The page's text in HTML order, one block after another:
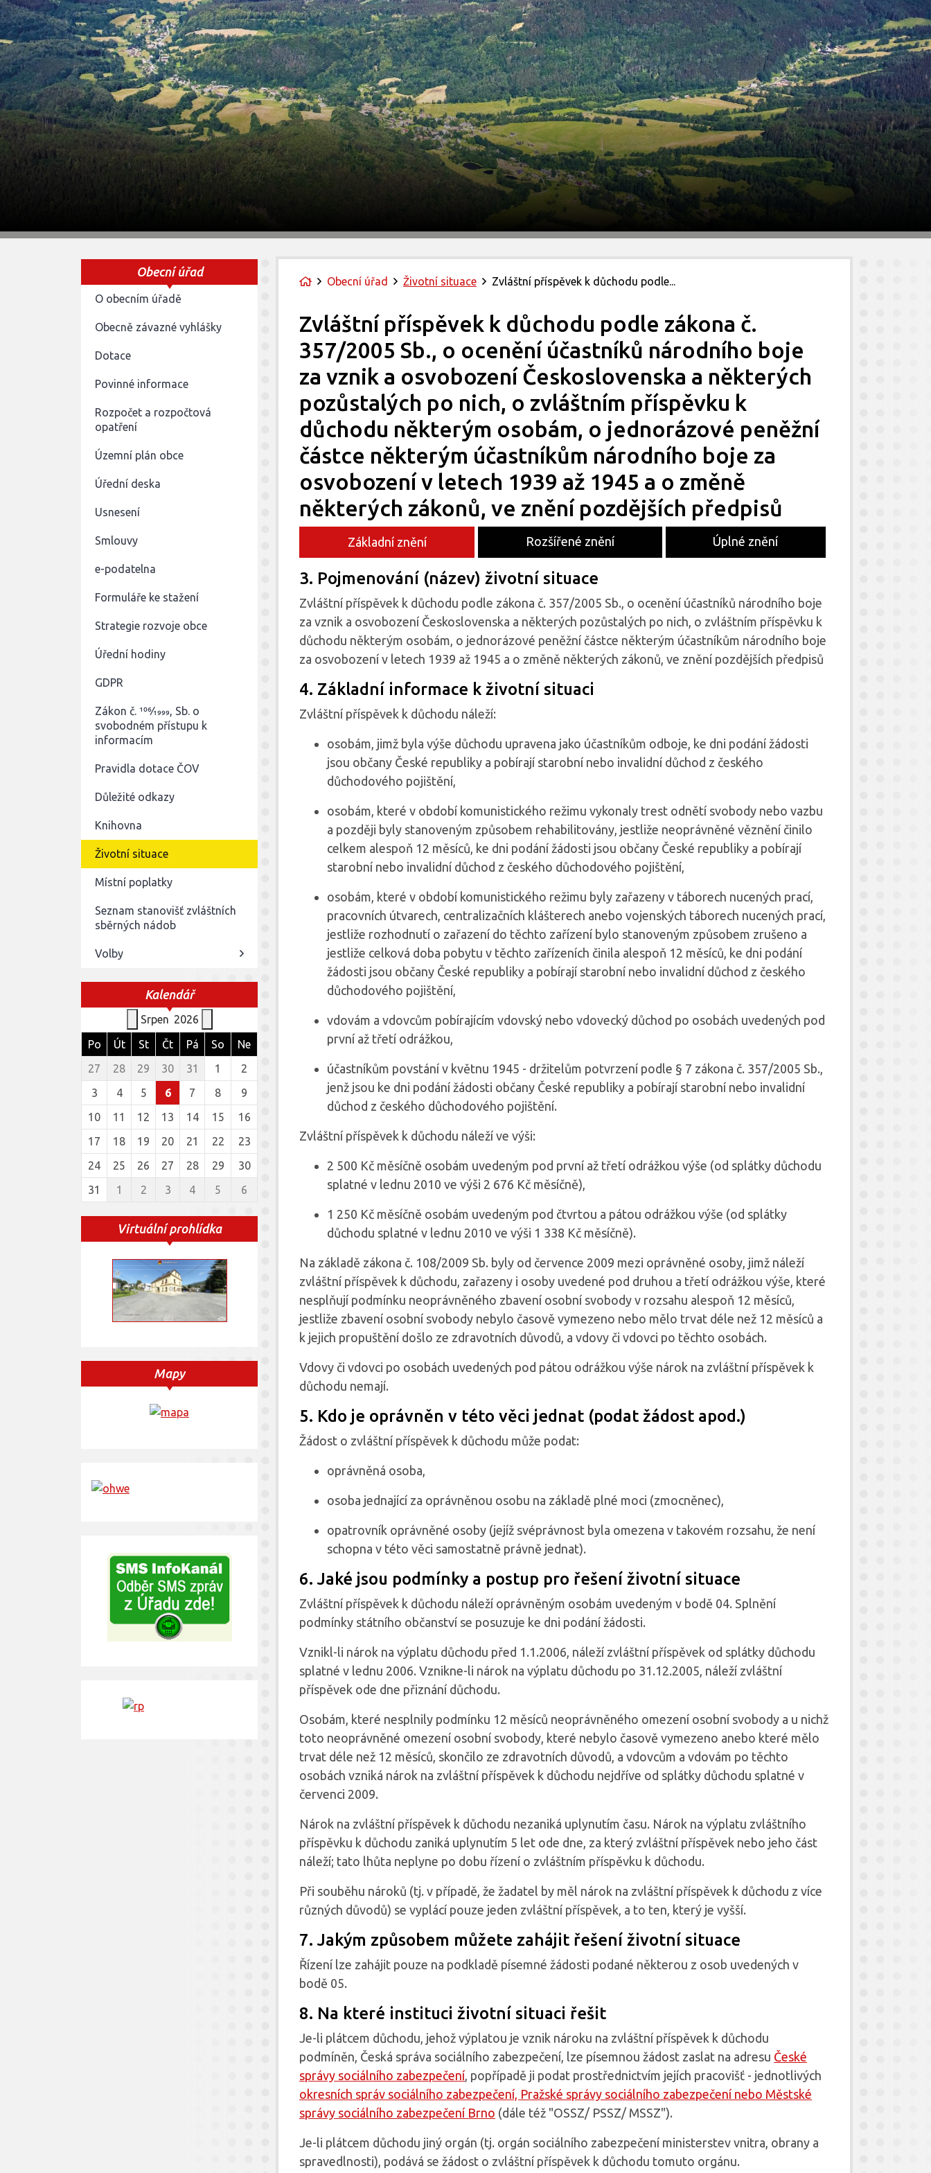
Úvodní stránka
Obecní úřad Životní situace Zvláštní příspěvek k důchodu podle...
Zvláštní příspěvek k důchodu podle zákona č.
357/2005 Sb., o ocenění účastníků národního boje
za vznik a osvobození Československa a některých
pozůstalých po nich, o zvláštním příspěvku k
důchodu některým osobám, o jednorázové peněžní
částce některým účastníkům národního boje za
osvobození v letech 1939 až 1945 a o změně
některých zákonů, ve znění pozdějších předpisů
Základní znění Rozšířené znění Úplné znění
3. Pojmenování (název) životní situace
Zvláštní příspěvek k důchodu podle zákona č. 357/2005 Sb., o ocenění účastníků národního boje
za vznik a osvobození Československa a některých pozůstalých po nich, o zvláštním příspěvku k
důchodu některým osobám, o jednorázové peněžní částce některým účastníkům národního boje
za osvobození v letech 1939 až 1945 a o změně některých zákonů, ve znění pozdějších předpisů
4. Základní informace k životní situaci
Zvláštní příspěvek k důchodu náleží:
osobám, jimž byla výše důchodu upravena jako účastníkům odboje, ke dni podání žádosti
jsou občany České republiky a pobírají starobní nebo invalidní důchod z českého
důchodového pojištění,
osobám, které v období komunistického režimu vykonaly trest odnětí svobody nebo vazbu
a později byly stanoveným způsobem rehabilitovány, jestliže neoprávněné věznění činilo
celkem alespoň 12 měsíců, ke dni podání žádosti jsou občany České republiky a pobírají
starobní nebo invalidní důchod z českého důchodového pojištění,
osobám, které v období komunistického režimu byly zařazeny v táborech nucených prací,
pracovních útvarech, centralizačních klášterech anebo vojenských táborech nucených prací,
jestliže rozhodnutí o zařazení do těchto zařízení bylo stanoveným způsobem zrušeno a
jestliže celková doba pobytu v těchto zařízeních činila alespoň 12 měsíců, ke dni podání
žádosti jsou občany České republiky a pobírají starobní nebo invalidní důchod z českého
důchodového pojištění,
vdovám a vdovcům pobírajícím vdovský nebo vdovecký důchod po osobách uvedených pod
první až třetí odrážkou,
účastníkům povstání v květnu 1945 - držitelům potvrzení podle § 7 zákona č. 357/2005 Sb.,
jenž jsou ke dni podání žádosti občany České republiky a pobírají starobní nebo invalidní
důchod z českého důchodového pojištění.
Zvláštní příspěvek k důchodu náleží ve výši:
2 500 Kč měsíčně osobám uvedeným pod první až třetí odrážkou výše (od splátky důchodu
splatné v lednu 2010 ve výši 2 676 Kč měsíčně),
1 250 Kč měsíčně osobám uvedeným pod čtvrtou a pátou odrážkou výše (od splátky
důchodu splatné v lednu 2010 ve výši 1 338 Kč měsíčně).
Na základě zákona č. 108/2009 Sb. byly od července 2009 mezi oprávněné osoby, jimž náleží
zvláštní příspěvek k důchodu, zařazeny i osoby uvedené pod druhou a třetí odrážkou výše, které
nesplňují podmínku neoprávněného zbavení osobní svobody v rozsahu alespoň 12 měsíců,
jestliže zbavení osobní svobody nebylo časově vymezeno nebo mělo trvat déle než 12 měsíců a
k jejich propuštění došlo ze zdravotních důvodů, a vdovy či vdovci po těchto osobách.
Vdovy či vdovci po osobách uvedených pod pátou odrážkou výše nárok na zvláštní příspěvek k
důchodu nemají.
5. Kdo je oprávněn v této věci jednat (podat žádost apod.)
Žádost o zvláštní příspěvek k důchodu může podat:
oprávněná osoba,
osoba jednající za oprávněnou osobu na základě plné moci (zmocněnec),
opatrovník oprávněné osoby (jejíž svéprávnost byla omezena v takovém rozsahu, že není
schopna v této věci samostatně právně jednat).
6. Jaké jsou podmínky a postup pro řešení životní situace
Zvláštní příspěvek k důchodu náleží oprávněným osobám uvedeným v bodě 04. Splnění
podmínky státního občanství se posuzuje ke dni podání žádosti.
Vznikl-li nárok na výplatu důchodu před 1.1.2006, náleží zvláštní příspěvek od splátky důchodu
splatné v lednu 2006. Vznikne-li nárok na výplatu důchodu po 31.12.2005, náleží zvláštní
příspěvek ode dne přiznání důchodu.
Osobám, které nesplnily podmínku 12 měsíců neoprávněného omezení osobní svobody a u nichž
toto neoprávněné omezení osobní svobody, které nebylo časově vymezeno anebo které mělo
trvat déle než 12 měsíců, skončilo ze zdravotních důvodů, a vdovcům a vdovám po těchto
osobách vzniká nárok na zvláštní příspěvek k důchodu nejdříve od splátky důchodu splatné v
červenci 2009.
Nárok na zvláštní příspěvek k důchodu nezaniká uplynutím času. Nárok na výplatu zvláštního
příspěvku k důchodu zaniká uplynutím 5 let ode dne, za který zvláštní příspěvek nebo jeho část
náleží; tato lhůta neplyne po dobu řízení o zvláštním příspěvku k důchodu.
Při souběhu nároků (tj. v případě, že žadatel by měl nárok na zvláštní příspěvek k důchodu z více
různých důvodů) se vyplácí pouze jeden zvláštní příspěvek, a to ten, který je vyšší.
7. Jakým způsobem můžete zahájit řešení životní situace
Řízení lze zahájit pouze na podkladě písemné žádosti podané některou z osob uvedených v
bodě 05.
8. Na které instituci životní situaci řešit
Je-li plátcem důchodu, jehož výplatou je vznik nároku na zvláštní příspěvek k důchodu
podmíněn, Česká správa sociálního zabezpečení, lze písemnou žádost zaslat na adresu České
správy sociálního zabezpečení, popřípadě ji podat prostřednictvím jejích pracovišť - jednotlivých
okresních správ sociálního zabezpečení, Pražské správy sociálního zabezpečení nebo Městské
správy sociálního zabezpečení Brno (dále též "OSSZ/ PSSZ/ MSSZ").
Je-li plátcem důchodu jiný orgán (tj. orgán sociálního zabezpečení ministerstev vnitra, obrany a
spravedlnosti), podává se žádost o zvláštní příspěvek k důchodu tomuto orgánu.
Obecní úřad
O obecním úřadě
Obecně závazné vyhlášky
Dotace
Povinné informace
Rozpočet a rozpočtová
opatření
Územní plán obce
Úřední deska
Usnesení
Smlouvy
e-podatelna
Formuláře ke stažení
Strategie rozvoje obce
Úřední hodiny
GDPR
Zákon č. 106⁄1999, Sb. o
svobodném přístupu k
informacím
Pravidla dotace ČOV
Důležité odkazy
Knihovna
Životní situace
Místní poplatky
Seznam stanovišť zvláštních
sběrných nádob
Volby
Kalendář
Srpen 2026
Po
Út St Čt Pá So
Ne
27
28 29 30 31 1
2
3
4 5 6 7 8
9
10
11 12 13 14 15
16
17
18 19 20 21 22
23
24
25 26 27 28 29
30
31
1 2 3 4 5 6
Virtuální prohlídka
Mapy